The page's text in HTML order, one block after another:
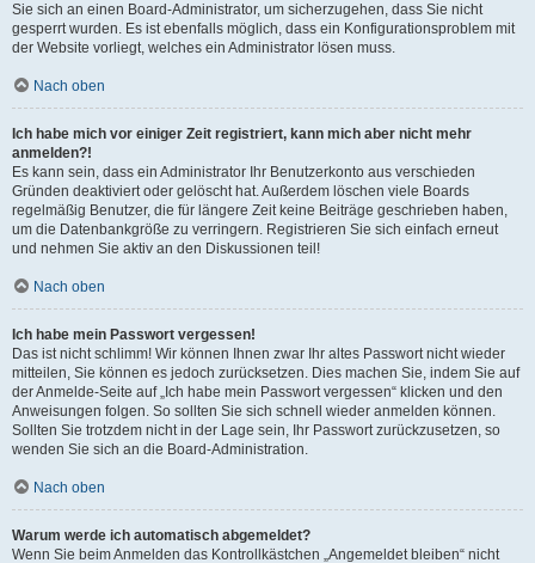
Sie sich an einen Board-Administrator, um sicherzugehen, dass Sie nicht
gesperrt wurden. Es ist ebenfalls möglich, dass ein Konfigurationsproblem mit
der Website vorliegt, welches ein Administrator lösen muss.
Nach oben
Ich habe mich vor einiger Zeit registriert, kann mich aber nicht mehr
anmelden?!
Es kann sein, dass ein Administrator Ihr Benutzerkonto aus verschieden
Gründen deaktiviert oder gelöscht hat. Außerdem löschen viele Boards
regelmäßig Benutzer, die für längere Zeit keine Beiträge geschrieben haben,
um die Datenbankgröße zu verringern. Registrieren Sie sich einfach erneut
und nehmen Sie aktiv an den Diskussionen teil!
Nach oben
Ich habe mein Passwort vergessen!
Das ist nicht schlimm! Wir können Ihnen zwar Ihr altes Passwort nicht wieder
mitteilen, Sie können es jedoch zurücksetzen. Dies machen Sie, indem Sie auf
der Anmelde-Seite auf „Ich habe mein Passwort vergessen“ klicken und den
Anweisungen folgen. So sollten Sie sich schnell wieder anmelden können.
Sollten Sie trotzdem nicht in der Lage sein, Ihr Passwort zurückzusetzen, so
wenden Sie sich an die Board-Administration.
Nach oben
Warum werde ich automatisch abgemeldet?
Wenn Sie beim Anmelden das Kontrollkästchen „Angemeldet bleiben“ nicht